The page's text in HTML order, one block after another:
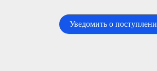
Уведомить о